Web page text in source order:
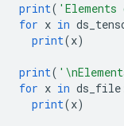
print(
for x in
print(x)
print(
for x in ds_file
print(x)